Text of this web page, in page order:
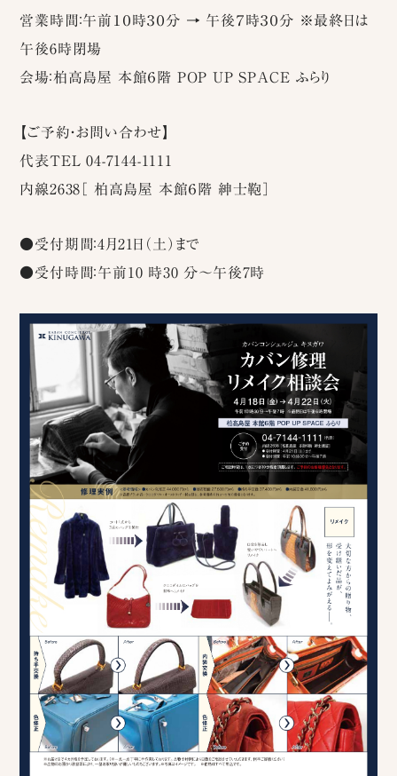
営業時間：午前１０時３０分 → 午後７時３０分 ※最終日は
午後6時閉場
会場：柏高島屋 本館６階 POP UP SPACE ふらり
【ご予約・お問い合わせ】
代表TEL 04-7144-1111
内線2638［ 柏高島屋 本館６階 紳士鞄］
●受付期間：4月21日（土）まで
●受付時間：午前10 時30 分～午後7時